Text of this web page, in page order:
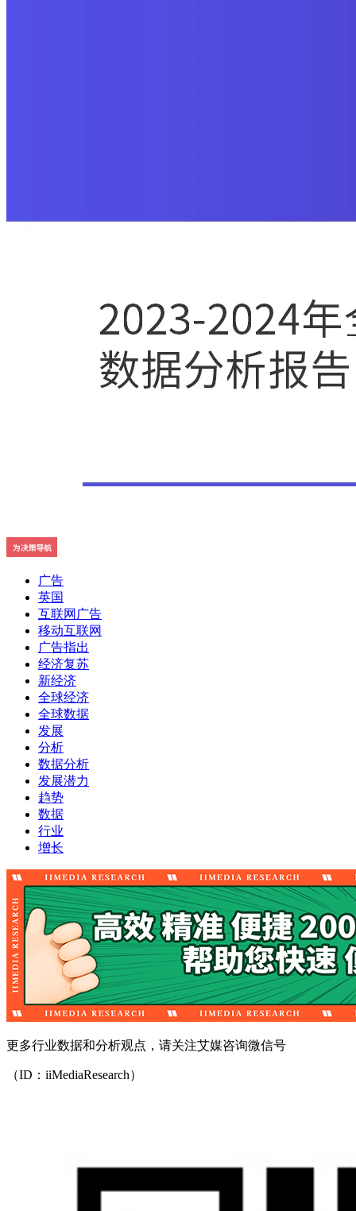
广告
英国
互联网广告
移动互联网
广告指出
经济复苏
新经济
全球经济
全球数据
发展
分析
数据分析
发展潜力
趋势
数据
行业
增长
更多行业数据和分析观点，请关注艾媒咨询微信号
（ID：iiMediaResearch）